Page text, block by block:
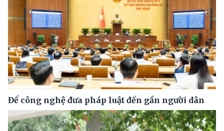
Để công nghệ đưa pháp luật đến gần người dân